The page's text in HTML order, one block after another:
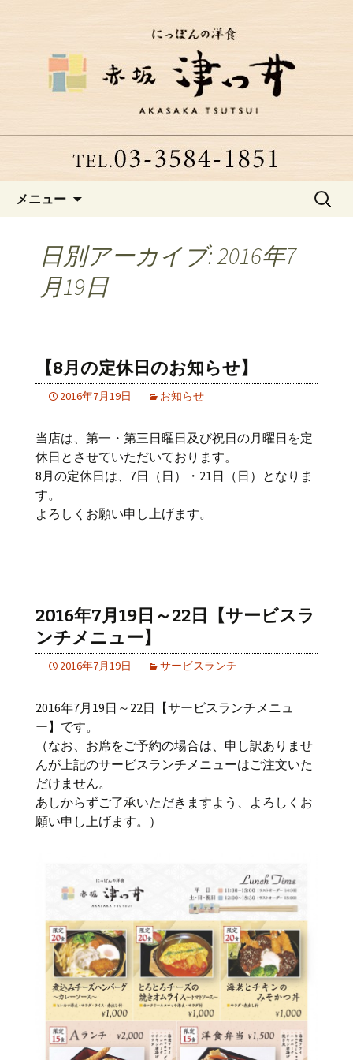
赤坂にある老舗洋食店「津つ
井」からのお知らせ
メニュー
検
日別アーカイブ: 2016年7
月19日
【8月の定休日のお知らせ】
2016年7月19日 お知らせ
当店は、第一・第三日曜日及び祝日の月曜日を定
休日とさせていただいております。
8月の定休日は、7日（日）・21日（日）となりま
す。
よろしくお願い申し上げます。
2016年7月19日～22日【サービスラ
ンチメニュー】
2016年7月19日 サービスランチ
2016年7月19日～22日【サービスランチメニュ
ー】です。
（なお、お席をご予約の場合は、申し訳ありませ
んが上記のサービスランチメニューはご注文いた
だけません。
あしからずご了承いただきますよう、よろしくお
願い申し上げます。）